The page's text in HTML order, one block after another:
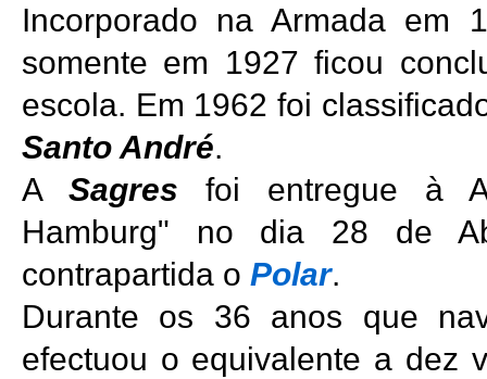
Incorporado na Armada
somente em 1927 ficou
escola. Em 1962 foi
Santo André.
A Sagres foi entregue à
Hamburg" no dia 28 de
contrapartida o Polar.
Durante os 36 anos que
efectuou o equivalente a dez